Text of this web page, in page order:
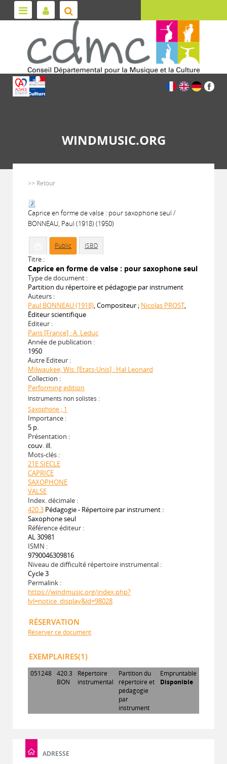
WINDMUSIC.ORG
>> Retour
Caprice en forme de valse : pour saxophone seul /
BONNEAU, Paul (1918) (1950)
Public ISBD
Titre :
Caprice en forme de valse : pour saxophone seul
Type de document :
Partition du répertoire et pédagogie par instrument
Auteurs :
Paul BONNEAU (1918), Compositeur ; Nicolas PROST,
Éditeur scientifique
Editeur :
Paris [France] : A. Leduc
Année de publication :
1950
Autre Editeur :
Milwaukee, Wis. [Etats-Unis] : Hal Leonard
Collection :
Performing edition
Instruments non solistes :
Saxophone ; 1
Importance :
5 p.
Présentation :
couv. ill.
Mots-clés :
21E SIECLE
CAPRICE
SAXOPHONE
VALSE
Index. décimale :
420.3 Pédagogie - Répertoire par instrument :
Saxophone seul
Référence éditeur :
AL 30981
ISMN :
9790046309816
Niveau de difficulté répertoire instrumental :
Cycle 3
Permalink :
https://windmusic.org/index.php?
lvl=notice_display&id=98028
RÉSERVATION
Réserver ce document
EXEMPLAIRES(1)
051248 420.3
BON
Répertoire
instrumental
Partition du
répertoire et
pédagogie
par
instrument
Empruntable
Disponible
ADRESSE